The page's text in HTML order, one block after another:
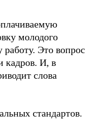
молодого
Это вопрос
кадров. И, в
слова
стандартов.